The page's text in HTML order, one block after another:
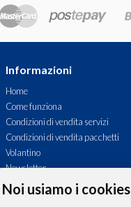
Noi usiamo i cookies
Informazioni
Home
Come funziona
Condizioni di vendita servizi
Condizioni di vendita pacchetti
Volantino
Newsletter
Commenti
Contatti